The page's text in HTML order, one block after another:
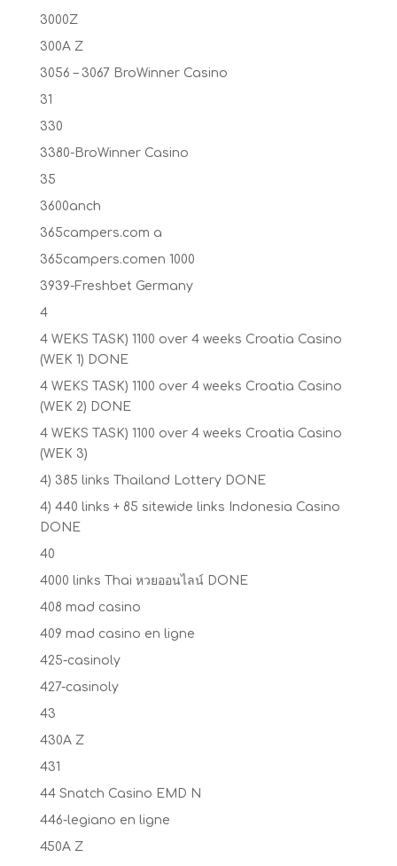
3000Z
300A Z
3056 – 3067 BroWinner Casino
31
330
3380-BroWinner Casino
35
3600anch
365campers.com a
365campers.comen 1000
3939-Freshbet Germany
4
4 WEKS TASK) 1100 over 4 weeks Croatia Casino
(WEK 1) DONE
4 WEKS TASK) 1100 over 4 weeks Croatia Casino
(WEK 2) DONE
4 WEKS TASK) 1100 over 4 weeks Croatia Casino
(WEK 3)
4) 385 links Thailand Lottery DONE
4) 440 links + 85 sitewide links Indonesia Casino
DONE
40
4000 links Thai หวยออนไลน์ DONE
408 mad casino
409 mad casino en ligne
425-casinoly
427-casinoly
43
430A Z
431
44 Snatch Casino EMD N
446-legiano en ligne
450A Z